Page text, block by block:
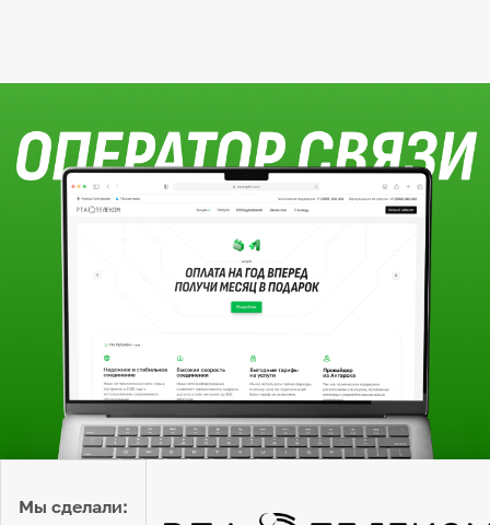
Мы сделали: